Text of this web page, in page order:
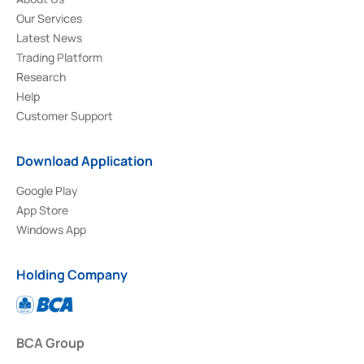
Our Services
Latest News
Trading Platform
Research
Help
Customer Support
Download Application
Google Play
App Store
Windows App
Holding Company
BCA Group